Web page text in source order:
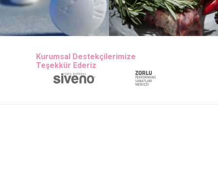
RISKINI AZALTIYOR
MU?
Ayın Konusu
RİSKİNİ ARTIRIYOR
Ayın Konusu
Kurumsal Destekçilerimize
Teşekkür Ederiz